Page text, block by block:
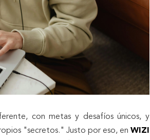
con metas y desafíos únicos, y
"secretos." Justo por eso, en WIZI